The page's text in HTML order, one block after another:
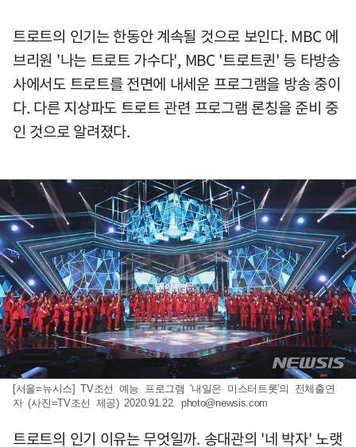
트로트의 인기는 한동안 계속될 것으로 보인다. MBC 에
브리원 '나는 트로트 가수다', MBC '트로트퀸' 등 타방송
사에서도 트로트를 전면에 내세운 프로그램을 방송 중이
다. 다른 지상파도 트로트 관련 프로그램 론칭을 준비 중
인 것으로 알려졌다.
[서울=뉴시스] TV조선 예능 프로그램 '내일은 미스터트롯'의 전체출연
자 (사진=TV조선 제공) 2020.91.22. photo@newsis.com
트로트의 인기 이유는 무엇일까. 송대관의 '네 박자' 노랫